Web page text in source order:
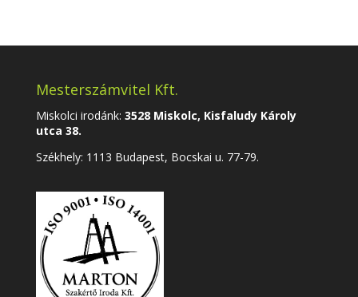
Mesterszámvitel Kft.
Miskolci irodánk: 3528 Miskolc, Kisfaludy Károly
utca 38.
Székhely: 1113 Budapest, Bocskai u. 77-79.